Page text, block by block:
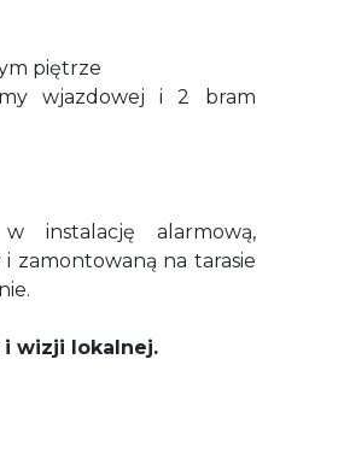
piętrze
wjazdowej i 2 bram
instalację alarmową,
zamontowaną na tarasie
i wizji lokalnej.